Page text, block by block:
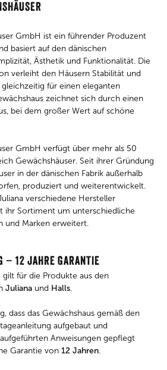
GmbH ist ein führender Produzent
basiert auf den dänischen
Ästhetik und Funktionalität. Die
verleiht den Häusern Stabilität und
für einen eleganten
zeichnet sich durch einen
bei dem großer Wert auf schöne
GmbH verfügt über mehr als 50
Gewächshäuser. Seit ihrer Gründung
in der dänischen Fabrik außerhalb
produziert und weiterentwickelt.
verschiedene Hersteller
ihr Sortiment um unterschiedliche
und Marken erweitert.
– 12 JAHRE GARANTIE
gilt für die Produkte aus den
Juliana und Halls.
dass das Gewächshaus gemäß den
aufgebaut und
Anweisungen gepflegt
Garantie von 12 Jahren.